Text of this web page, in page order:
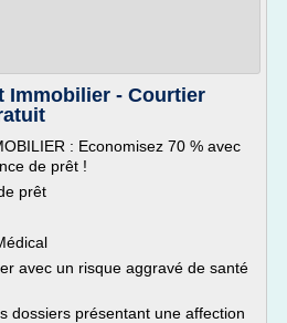
Immobilier - Courtier
: Economisez 70 % avec
de prêt !
prêt
avec un risque aggravé de santé
dossiers présentant une affection